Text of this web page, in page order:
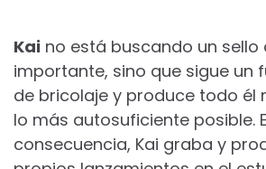
Kai no está buscando un
importante, sino que sigue un
de bricolaje y produce todo él
lo más autosuficiente posible.
consecuencia, Kai graba y